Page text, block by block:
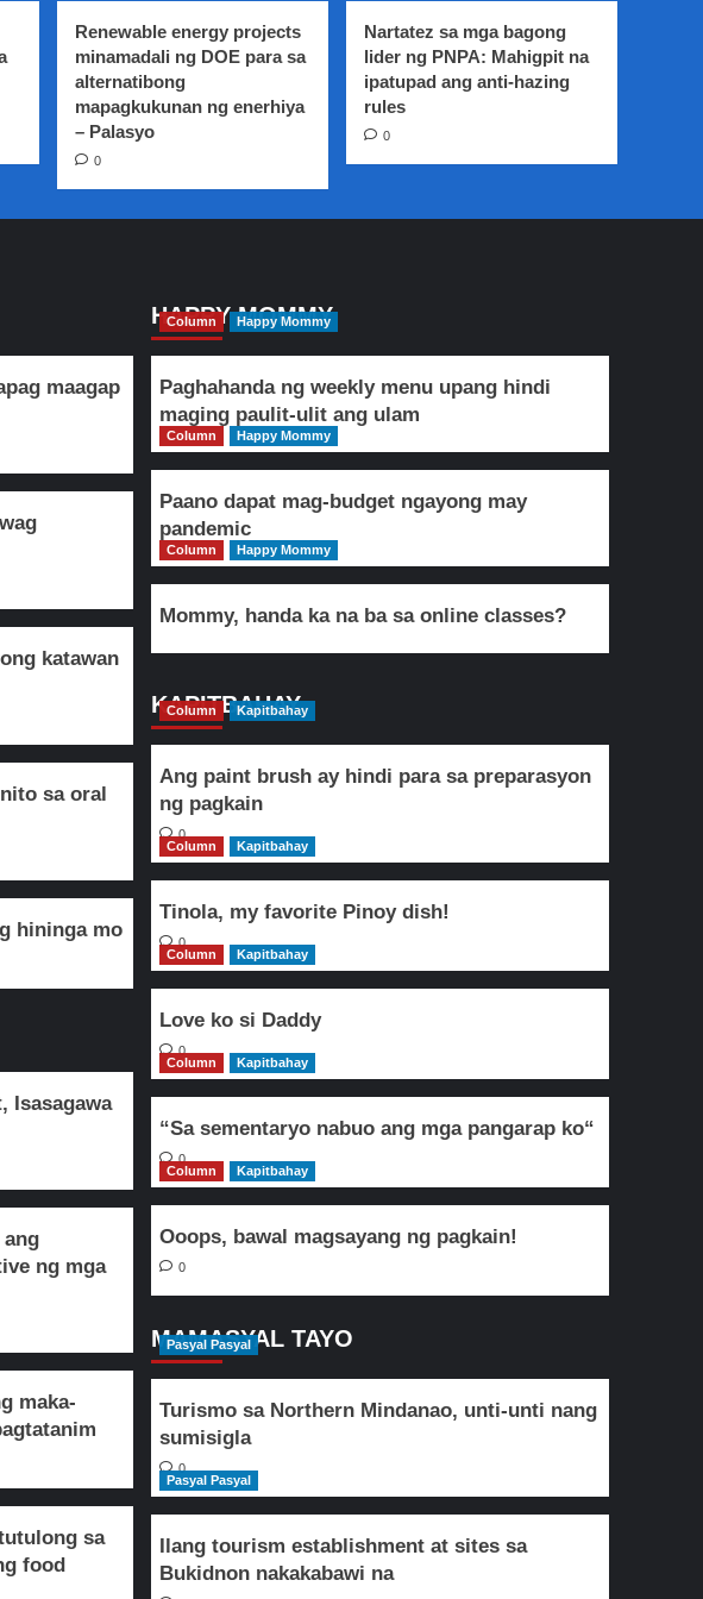
Renewable energy projects
minamadali ng DOE para sa
alternatibong
mapagkukunan ng enerhiya
– Palasyo
0
Nartatez sa mga bagong
lider ng PNPA: Mahigpit na
ipatupad ang anti-hazing
rules
0
maagap
katawan
sa oral
hininga mo
Isasagawa
ng mga
maka-
sa
food
HAPPY MOMMY
Column Happy Mommy
Paghahanda ng weekly menu upang hindi
maging paulit-ulit ang ulam
Column Happy Mommy
Paano dapat mag-budget ngayong may
pandemic
Column Happy Mommy
Mommy, handa ka na ba sa online classes?
KAPITBAHAY
Column Kapitbahay
Ang paint brush ay hindi para sa preparasyon
ng pagkain
0
Column
Kapitbahay
Tinola, my favorite Pinoy dish!
0
Column
Kapitbahay
Love ko si Daddy
0
Column
Kapitbahay
“Sa sementaryo nabuo ang mga pangarap ko“
0
Column
Kapitbahay
Ooops, bawal magsayang ng pagkain!
0
MAMASYAL TAYO
Pasyal Pasyal
Turismo sa Northern Mindanao, unti-unti nang
sumisigla
0
Pasyal Pasyal
Ilang tourism establishment at sites sa
Bukidnon nakakabawi na